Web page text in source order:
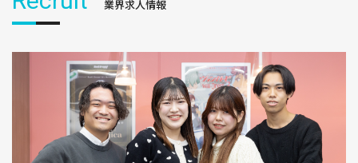
業界求人情報